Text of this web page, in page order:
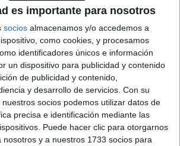
es importante para nosotros
socios almacenamos y/o accedemos a
como cookies, y procesamos
identificadores únicos e información
un dispositivo para publicidad y contenido
de publicidad y contenido,
y desarrollo de servicios. Con su
socios podemos utilizar datos de
precisa e identificación mediante las
Puede hacer clic para otorgarnos
nosotros y a nuestros 1733 socios para
MICROPENE: CÓMO
LOGRAR EL
ORGASMO Y
DISFRUTAR EN
PAREJA
sustancias que controlan en
, la masturbación es beneficiosa para